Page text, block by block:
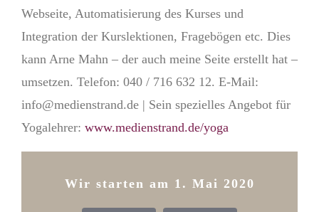
Webseite, Automatisierung des Kurses und
Integration der Kurslektionen, Fragebögen etc. Dies
kann Arne Mahn – der auch meine Seite erstellt hat –
umsetzen. Telefon: 040 / 716 632 12. E-Mail:
info@medienstrand.de | Sein spezielles Angebot für
Yogalehrer: www.medienstrand.de/yoga
Wir starten am 1. Mai 2020